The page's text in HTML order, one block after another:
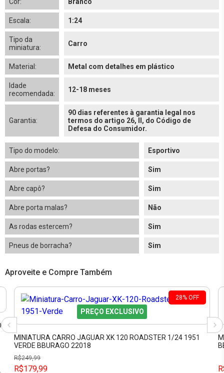
Escala: 1:24
Tipo da
miniatura:
Carro
Material: Metal com detalhes em plástico
Idade
recomendada:
12-18 meses
Garantia:
90 dias referentes à garantia legal nos
termos do artigo 26, II, do Código de
Defesa do Consumidor.
Tipo do modelo: Esportivo
Abre portas? Sim
Abre capô? Sim
Abre porta malas? Não
As rodas estercem? Sim
Pneus de borracha? Sim
Aproveite e Compre Também
28% OFF
PREÇO EXCLUSIVO
MINIATURA CARRO JAGUAR XK 120 ROADSTER 1/24 1951
VERDE BBURAGO 22018
R$249,99
R$179,99